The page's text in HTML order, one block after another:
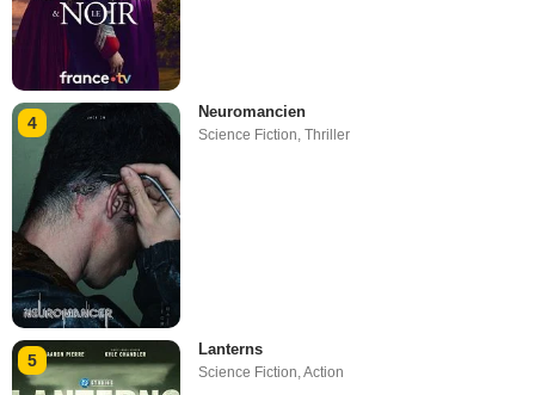
4
Neuromancien
Science Fiction,Thriller
5
Lanterns
Science Fiction ,Action